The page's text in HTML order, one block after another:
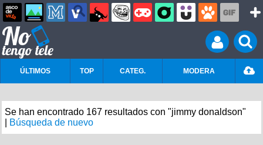
ÚLTIMOS TOP CATEG. MODERA
Se han encontrado 167 resultados con "jimmy donaldson"
Búsqueda de nuevo